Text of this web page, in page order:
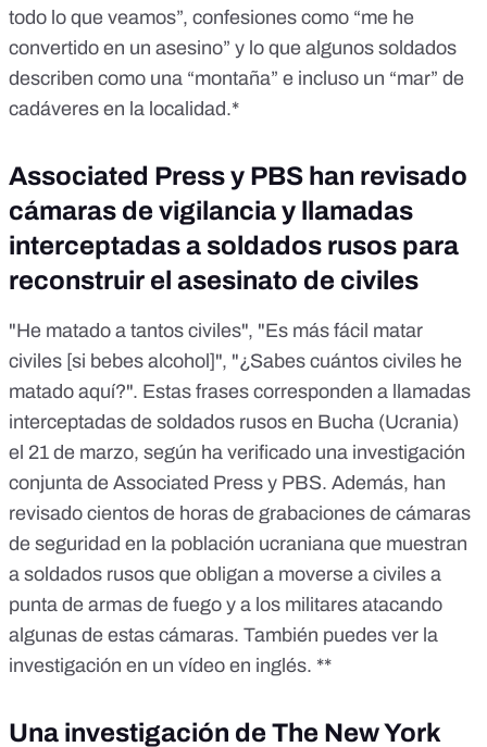
todo lo que veamos”, confesiones como “me he
convertido en un asesino” y lo que algunos soldados
describen como una “montaña” e incluso un “mar” de
cadáveres en la localidad.*
Associated Press y PBS han revisado
cámaras de vigilancia y llamadas
interceptadas a soldados rusos para
reconstruir el asesinato de civiles
"He matado a tantos civiles", "Es más fácil matar
civiles [si bebes alcohol]", "¿Sabes cuántos civiles he
matado aquí?". Estas frases corresponden a llamadas
interceptadas de soldados rusos en Bucha (Ucrania)
el 21 de marzo, según ha verificado una investigación
conjunta de Associated Press y PBS. Además, han
revisado cientos de horas de grabaciones de cámaras
de seguridad en la población ucraniana que muestran
a soldados rusos que obligan a moverse a civiles a
punta de armas de fuego y a los militares atacando
algunas de estas cámaras. También puedes ver la
investigación en un vídeo en inglés. **
Una investigación de The New York